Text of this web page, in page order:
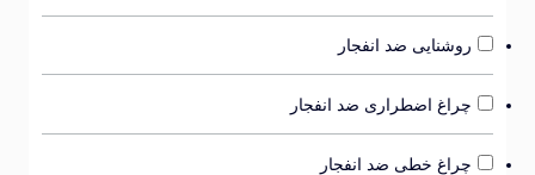
روشنایی ضد انفجار
چراغ اضطراری ضد انفجار
چراغ خطی ضد انفجار